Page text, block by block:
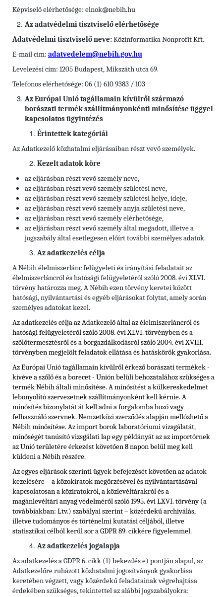
Képviselő elérhetősége: elnok@nebih.hu
Az adatvédelmi tisztviselő elérhetősége
Adatvédelmi tisztviselő neve:Közinformatika Nonprofit Kft.
E-mail cím: adatvedelem@nebih.gov.hu
Levelezési cím: 1205 Budapest, Mikszáth utca 69.
Telefonos elérhetősége: 06 (1) 610 9383 / 103
Az Európai Unió tagállamain kívülről származó
borászati termék szállítmányonkénti minősítése üggyel
kapcsolatos ügyintézés
Érintettek kategóriái
Az Adatkezelő közhatalmi eljárásaiban részt vevő személyek.
Kezelt adatok köre
az eljárásban részt vevő személy neve,
az eljárásban részt vevő személy születési neve,
az eljárásban részt vevő személy születési helye, ideje,
az eljárásban részt vevő személy anyja születési neve,
az eljárásban részt vevő személy elérhetősége,
az eljárásban részt vevő személy által megadott, illetve a
jogszabály által esetlegesen előírt további személyes adatok.
Az adatkezelés célja
A Nébih élelmiszerlánc felügyeleti és irányítási feladatait az
élelmiszerláncról és hatósági felügyeletéről szóló 2008. évi XLVI.
törvény határozza meg. A Nébih ezen törvény keretei között
hatósági, nyilvántartási és egyéb eljárásokat folytat, amely során
személyes adatokat kezel.
Az adatkezelés célja az Adatkezelő által az élelmiszerláncról és
hatósági felügyeletéről szóló 2008. évi XLVI. törvényben ésa
szőlőtermesztésről és a borgazdálkodásról szóló 2004. évi XVIII.
törvénybenmegjelölt feladatok ellátása és hatáskörök gyakorlása.
Az Európai Unió tagállamain kívülről érkező borászati termékek -
kivéve a szőlő és a borecet - Unión belüli behozatalához szükséges a
termék Nébih általi minősítése. A minősítést a külkereskedelmet
lebonyolító szervezetnek szállítmányonként kell kérnie. A
minősítés bizonylatát át kell adni a forgalomba hozó vagy
felhasználó szervnek. Nemzetközi szerződés alapján mellőzhető a
Nébih minősítése. Az import borok laboratóriumi vizsgálatát,
minőségét tanúsító vizsgálati lap egy példányát az az importőrnek
az Unió területére érkezést követően 8 napon belül meg kell
küldeni a Nébih részére.
Az egyes eljárások szerinti ügyek befejezését követően az adatok
kezelésére – a közokiratok megőrzésével és nyilvántartásával
kapcsolatosan a köziratokról, a közlevéltárakról és a
magánlevéltári anyag védelméről szóló 1995. évi LXVI. törvény (a
továbbiakban: Ltv.) szabályai szerint – közérdekű archiválás,
illetve tudományos és történelmi kutatási céljából, illetve
statisztikai célból kerül sor a GDPR 89. cikkére figyelemmel.
Az adatkezelés jogalapja
Az adatkezelés a GDPR 6. cikk (1) bekezdés e) pontján alapul, az
Adatkezelőre ruházott közhatalmi jogosítványok gyakorlása
keretében végzett, vagy közérdekű feladatainak végrehajtása
érdekében szükséges, tekintettel az alábbi jogszabályokra: